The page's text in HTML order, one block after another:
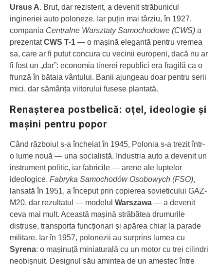
Ursus A. Brut, dar rezistent, a devenit străbunicul
ingineriei auto poloneze. Iar puțin mai târziu, în 1927,
compania Centralne Warsztaty Samochodowe (CWS) a
prezentatCWS T-1 — o mașină elegantă pentru vremea
sa, care ar fi putut concura cu vecinii europeni, dacă nu ar
fi fost un „dar”: economia tinerei republici era fragilă ca o
frunză în bătaia vântului. Banii ajungeau doar pentru serii
mici, dar sămânța viitorului fusese plantată.
Renașterea postbelică: oțel, ideologie și
mașini pentru popor
Când războiul s-a încheiat în 1945, Polonia s-a trezit într-
o lume nouă — una socialistă. Industria auto a devenit un
instrument politic, iar fabricile — arene ale luptelor
ideologice. Fabryka Samochodów Osobowych (FSO),
lansată în 1951, a început prin copierea sovieticului GAZ-
M20, dar rezultatul — modelul Warszawa — a devenit
ceva mai mult. Această mașină străbătea drumurile
distruse, transporta funcționari și apărea chiar la parade
militare. Iar în 1957, polonezii au surprins lumea cu
Syrena: o mașinuță miniaturală cu un motor cu trei cilindri
neobișnuit. Designul său amintea de un amestec între